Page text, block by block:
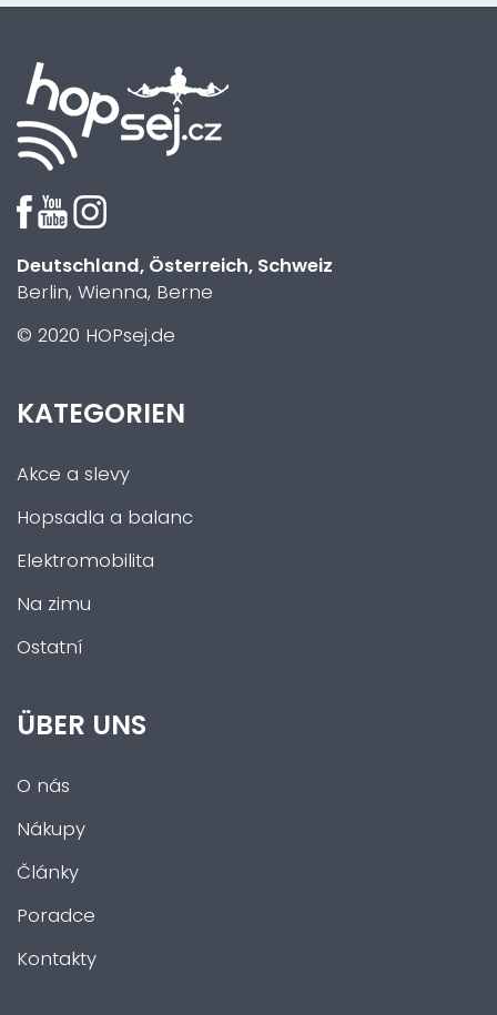
Deutschland, Österreich, Schweiz
Berlin, Wienna, Berne
© 2020 HOPsej.de
KATEGORIEN
Akce a slevy
Hopsadla a balanc
Elektromobilita
Na zimu
Ostatní
ÜBER UNS
O nás
Nákupy
Články
Poradce
Kontakty